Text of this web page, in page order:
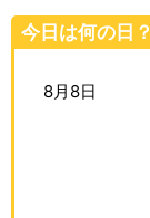
今日は何の日？
8月8日